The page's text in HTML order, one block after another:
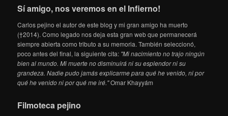
Sí amigo, nos veremos en el Infierno!
Carlos pejino el autor de este blog y mi gran amigo ha muerto
(†2014). Como legado nos deja esta gran web que permanecerá
siempre abierta como tributo a su memoria. También seleccionó,
poco antes del final, la siguiente cita: "Mi nacimiento no trajo ningún
bien al mundo. Mi muerte no disminuirá ni su esplendor ni su
grandeza. Nadie pudo jamás explicarme para qué he venido, ni por
qué he venido ni por qué me iré."Omar Khayyám
Filmoteca pejino